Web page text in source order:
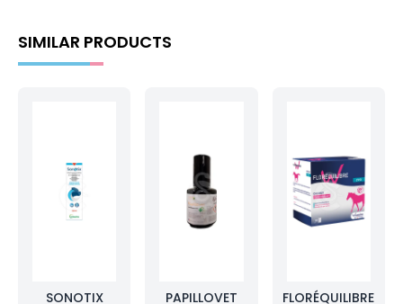
SIMILAR PRODUCTS
SONOTIX PAPILLOVET
FLORÉQUILIBRE